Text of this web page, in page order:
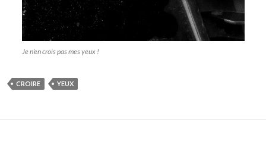
Je n’en crois pas mes yeux !
CROIRE YEUX